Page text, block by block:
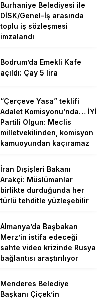
Burhaniye Belediyesi ile
DİSK/Genel-İş arasında
toplu iş sözleşmesi
imzalandı
Bodrum’da Emekli Kafe
açıldı: Çay 5 lira
“Çerçeve Yasa” teklifi
Adalet Komisyonu’nda… İYİ
Partili Olgun: Meclis
milletvekilinden, komisyon
kamuoyundan kaçıramaz
İran Dışişleri Bakanı
Arakçi: Müslümanlar
birlikte durduğunda her
türlü tehditle yüzleşebilir
Almanya’da Başbakan
Merz’in istifa edeceği
sahte video krizinde Rusya
bağlantısı araştırılıyor
Menderes Belediye
Başkanı Çiçek’in